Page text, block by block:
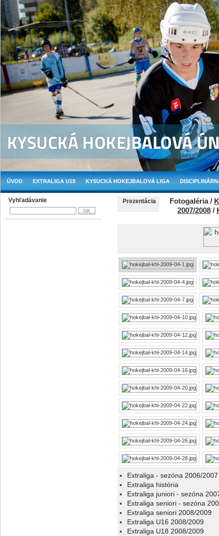
ÚVOD EXTRALIGA U19 KYSUCKÁ HOKEJBALOVÁ LIGA
Vyhľadávanie Prezentácia Fotogaléria /
2007/2008/
Extraliga - sezóna 2006/2007
Extraliga história
Extraliga juniori - sezóna
Extraliga seniori - sezóna
Extraliga seniori 2008/2009
Extraliga U16 2008/2009
Extraliga U18 2008/2009